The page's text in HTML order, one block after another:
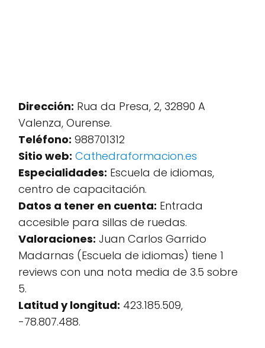
Dirección: Rua da Presa, 2, 32890 A
Valenza, Ourense.
Teléfono: 988701312
Sitio web: Cathedraformacion.es
Especialidades: Escuela de idiomas,
centro de capacitación.
Datos a tener en cuenta: Entrada
accesible para sillas de ruedas.
Valoraciones: Juan Carlos Garrido
Madarnas (Escuela de idiomas) tiene 1
reviews con una nota media de 3.5 sobre
5.
Latitud y longitud: 423.185.509,
-78.807.488.